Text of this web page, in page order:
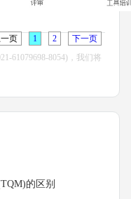
页 1 2 下一页
61079698-8054)，我们将
的区别